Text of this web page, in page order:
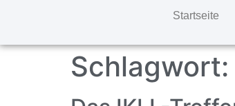
Startseite
Schlagwort: